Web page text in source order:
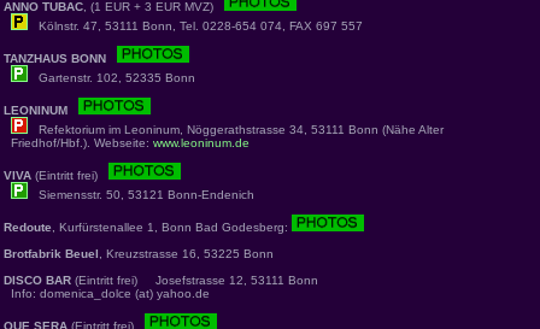
ANNO TUBAC , (1 EUR + 3 EUR MVZ)
Kölnstr. 47, 53111 Bonn, Tel. 0228-654 074, FAX 697 557
TANZHAUS BONN
Gartenstr. 102, 52335 Bonn
LEONINUM
Refektorium im Leoninum, Nöggerathstrasse 34, 53111 Bonn (Nähe Alter
Friedhof/Hbf.). Webseite: www.leoninum.de
VIVA (Eintritt frei)
Siemensstr. 50, 53121 Bonn-Endenich
Redoute , Kurfürstenallee 1, Bonn Bad Godesberg:
Brotfabrik Beuel , Kreuzstrasse 16, 53225 Bonn
DISCO BAR (Eintritt frei) Josefstrasse 12, 53111 Bonn
Info: domenica_dolce (at) yahoo.de
QUE SERA (Eintritt frei)